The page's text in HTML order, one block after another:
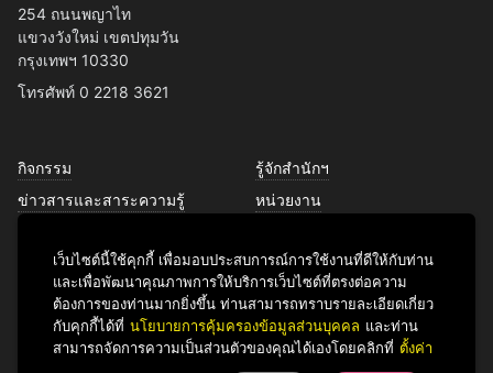
254 ถนนพญาไท
แขวงวังใหม่ เขตปทุมวัน
กรุงเทพฯ 10330
โทรศัพท์ 0 2218 3621
กิจกรรม
ข่าวสารและสาระความรู้
ศิลปวัฒนธรรม
รู้จักสำนักฯ
หน่วยงาน
บริการของเรา
ติดต่อเรา
เว็บไซต์นี้ใช้คุกกี้ เพื่อมอบประสบการณ์การใช้งานที่ดีให้กับท่าน
และเพื่อพัฒนาคุณภาพการให้บริการเว็บไซต์ที่ตรงต่อความ
ต้องการของท่านมากยิ่งขึ้น ท่านสามารถทราบรายละเอียดเกี่ยว
กับคุกกี้ได้ที่ นโยบายการคุ้มครองข้อมูลส่วนบุคคล และท่าน
สามารถจัดการความเป็นส่วนตัวของคุณได้เองโดยคลิกที่ ตั้งค่า